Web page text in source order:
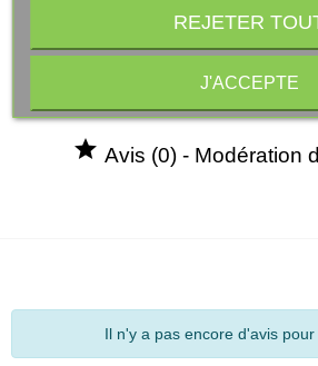
 Avis (0) - Modération
Il n'y a pas encore d'avis
REJETER
J'ACCEPTE